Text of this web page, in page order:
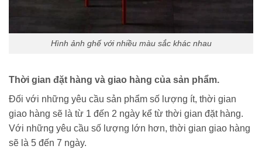
Hình ảnh ghế với nhiều màu sắc khác nhau
Thời gian đặt hàng và giao hàng của sản phẩm.
Đối với những yêu cầu sản phẩm số lượng ít, thời gian
giao hàng sẽ là từ 1 đến 2 ngày kể từ thời gian đặt hàng.
Với những yêu cầu số lượng lớn hơn, thời gian giao hàng
sẽ là 5 đến 7 ngày.